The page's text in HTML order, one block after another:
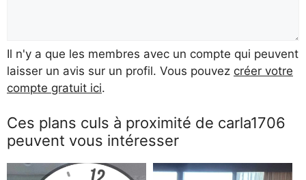
Il n'y a que les membres avec un compte qui peuvent
laisser un avis sur un profil. Vous pouvez créer votre
compte gratuit ici.
Ces plans culs à proximité de carla1706
peuvent vous intéresser